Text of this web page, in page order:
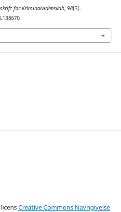
for Kriminalvidenskab, 98(3).
Creative Commons Navngivelse